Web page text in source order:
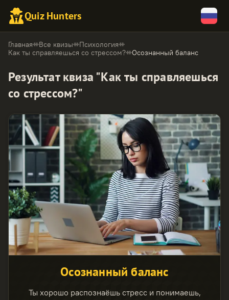
Quiz Hunters
Главная Все квизы
Психология
Как ты справляешься со стрессом?
Осознанный баланс
Результат квиза "Как ты справляешься
со стрессом?"
Осознанный баланс
Ты хорошо распознаёшь стресс и понимаешь,